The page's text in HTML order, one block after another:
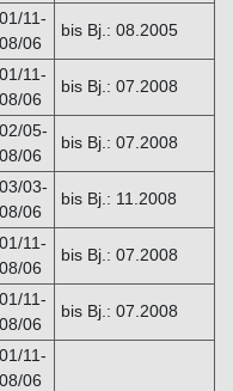
11-
06
bis Bj.: 08.2005
11-
06
bis Bj.: 07.2008
05-
06
bis Bj.: 07.2008
03-
06
bis Bj.: 11.2008
11-
06
bis Bj.: 07.2008
11-
06
bis Bj.: 07.2008
11-
06